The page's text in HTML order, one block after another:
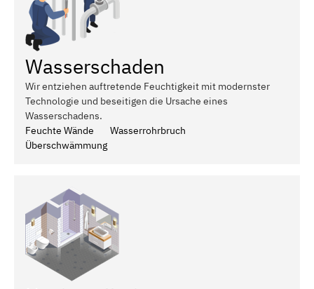
Wasserschaden
Wir entziehen auftretende Feuchtigkeit mit modernster
Technologie und beseitigen die Ursache eines
Wasserschadens.
Feuchte Wände
Wasserrohrbruch
Überschwämmung